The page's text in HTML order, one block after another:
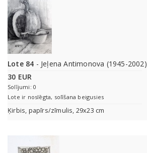
Lote 84 - Jeļena Antimonova (1945-2002)
30 EUR
Solījumi: 0
Lote ir noslēgta, solīšana beigusies
Ķirbis, papīrs/zīmulis, 29x23 cm